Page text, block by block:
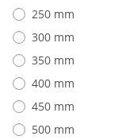
250 mm
300 mm
350 mm
400 mm
450 mm
500 mm